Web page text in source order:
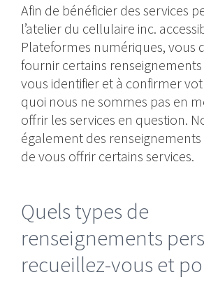
Afin de bénéficier des services
l’atelier du cellulaire inc.
Plateformes numériques, vous
fournir certains
vous identifier et à confirmer
quoi nous ne sommes pas en
offrir les services en question.
également des
de vous offrir certains services.
Quels types de
renseignements
recueillez-vous et